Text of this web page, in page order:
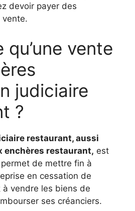
devoir payer des
vente.
qu’une vente
judiciaire
?
restaurant, aussi
enchères restaurant, est
de mettre fin à
en cessation de
à vendre les biens de
ses créanciers.